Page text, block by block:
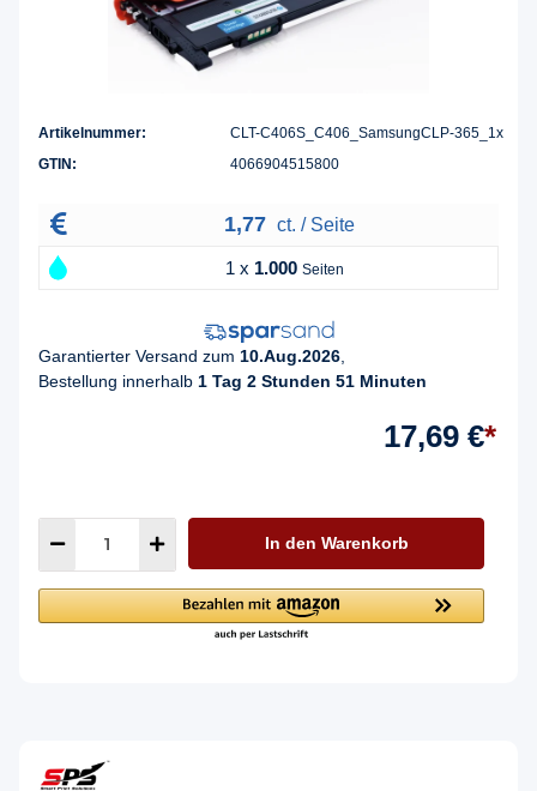
Artikelnummer:
CLT-C406S_C406_SamsungCLP-365_1x
GTIN:
4066904515800
1,77 ct. / Seite
1 x 1.000 Seiten
Garantierter Versand zum 10.Aug.2026
Bestellung innerhalb 1 Tag 2 Stunden 51 Minuten
17,69 €*
In den Warenkorb